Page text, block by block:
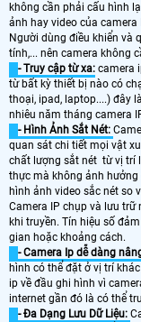
không cần phải cấu hình
ảnh hay video của camera
Người dùng điều khiển và
tính,... nên camera không
- Truy cập từ xa: camera
từ bất kỳ thiết bị nào có
thoại, ipad, laptop....) đây
nhiêu năm tháng camera
- Hình Ảnh Sắt Nét:
quan sát chi tiết mọi vật
chất lượng sắt nét từ vị trí
thực mà không ảnh hưởng
hình ảnh video sắc nét so
Camera IP chụp và lưu
khi truyền. Tín hiệu số
gian hoặc khoảng cách.
- Camera Ip dễ dàng
hình có thể đặt ở vị trí
ip về đầu ghi hình vì
internet gần đó là có thể
- Đa Dạng Lưu Dữ Liệu: